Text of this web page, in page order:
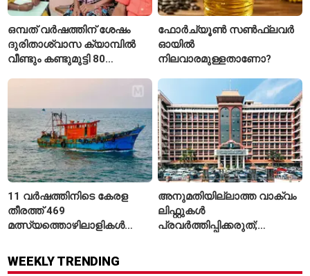
ഒമ്പത് വർഷത്തിന് ശേഷം
ദുരിതാശ്വാസ ക്യാമ്പിൽ
വീണ്ടും കണ്ടുമുട്ടി 80
ഫോർച്യൂൺ സൺഫ്ലവർ
ഓയിൽ
നിലവാരമുള്ളതാണോ?
11 വർഷത്തിനിടെ കേരള
തീരത്ത് 469
മത്സ്യത്തൊഴിലാളികൾ
കാണാതായി, 47,773 പേരെ
രക്ഷപ്പെടുത്തി
അനുമതിയില്ലാത്ത വാക്വം
ലിഫ്റ്റുകൾ
പ്രവർത്തിപ്പിക്കരുത്;
ലിഫ്റ്റുകൾക്ക്
WEEKLY TRENDING